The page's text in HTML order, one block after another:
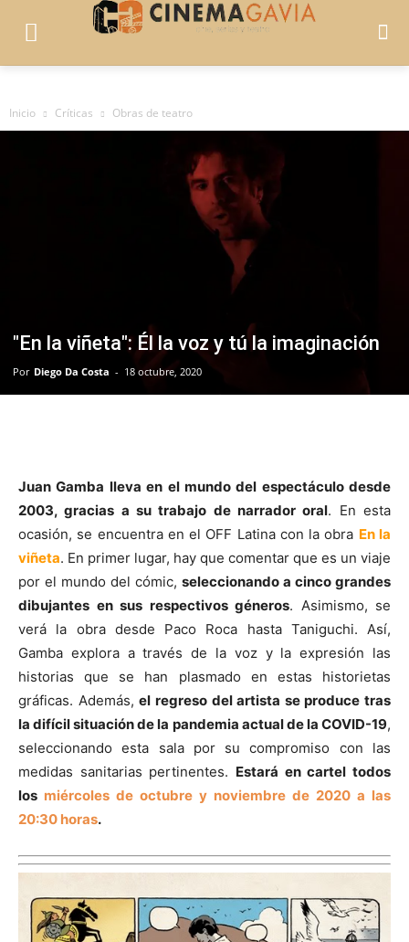
Inicio Críticas Obras de teatro
"En la viñeta": Él la voz y tú la imaginación
Por Diego Da Costa - 18 octubre, 2020
Juan Gamba lleva en el mundo del espectáculo desde
2003, gracias a su trabajo de narrador oral. En esta
ocasión, se encuentra en el OFF Latina con la obra En la
viñeta. En primer lugar, hay que comentar que es un viaje
por el mundo del cómic, seleccionando a cinco grandes
dibujantes en sus respectivos géneros. Asimismo, se
verá la obra desde Paco Roca hasta Taniguchi. Así,
Gamba explora a través de la voz y la expresión las
historias que se han plasmado en estas historietas
gráficas. Además,el regreso del artista se produce tras
la difícil situación de la pandemia actual de la COVID-19,
seleccionando esta sala por su compromiso con las
medidas sanitarias pertinentes. Estará en cartel todos
los miércoles de octubre y noviembre de 2020 a las
20:30 horas.